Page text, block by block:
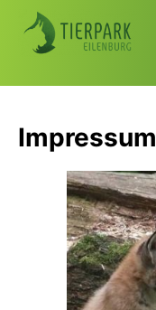
Impressum